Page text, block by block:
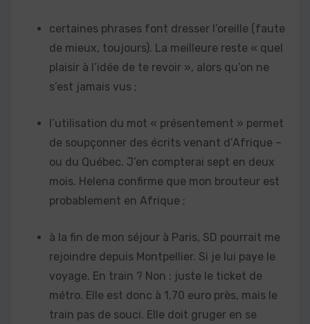
certaines phrases font dresser l’oreille (faute
de mieux, toujours). La meilleure reste « quel
plaisir à l’idée de te revoir », alors qu’on ne
s’est jamais vus ;
l’utilisation du mot « présentement » permet
de soupçonner des écrits venant d’Afrique –
ou du Québec. J’en compterai sept en deux
mois. Helena confirme que mon brouteur est
probablement en Afrique ;
à la fin de mon séjour à Paris, SD pourrait me
rejoindre depuis Montpellier. Si je lui paye le
voyage. En train ? Non : juste le ticket de
métro. Elle est donc à 1,70 euro près, mais le
train pas de souci. Elle doit gruger en se